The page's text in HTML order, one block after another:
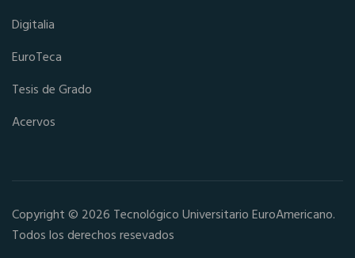
Digitalia
EuroTeca
Tesis de Grado
Acervos
Copyright © 2026 Tecnológico Universitario EuroAmericano.
Todos los derechos resevados